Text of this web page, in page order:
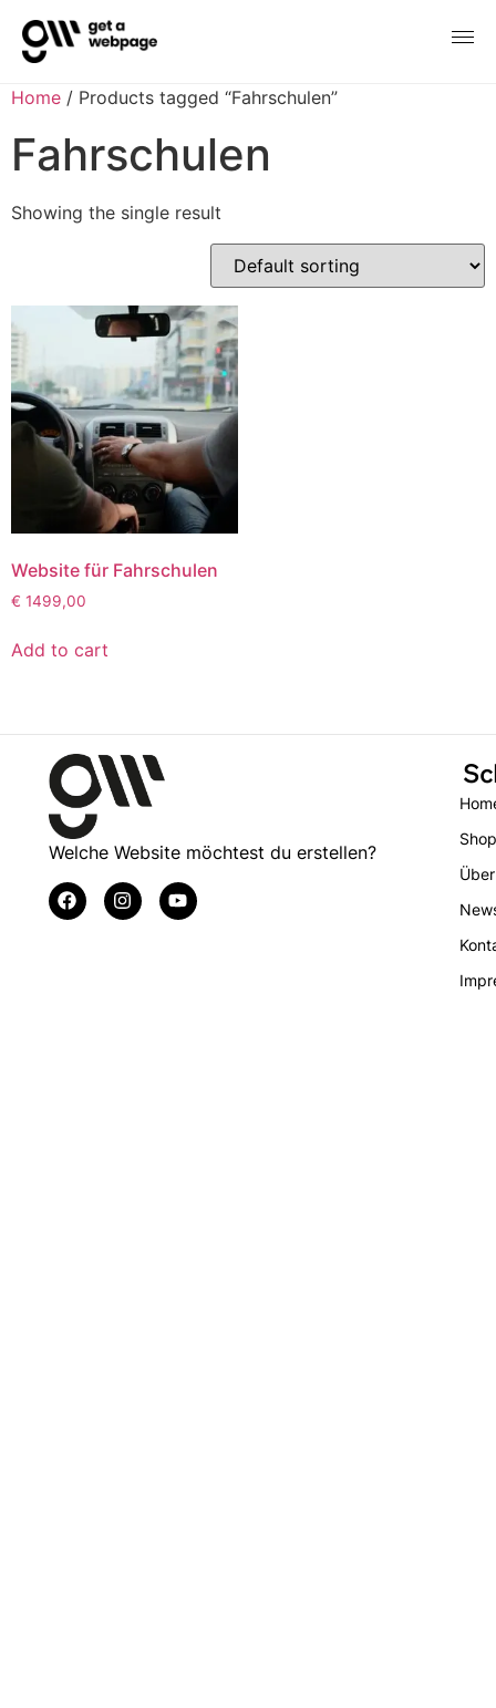
Home / Products tagged “Fahrschulen”
Fahrschulen
Showing the single result
Website für Fahrschulen
€ 1499,00
Add to cart
Welche Website möchtest du erstellen?